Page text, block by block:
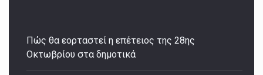
Πώς θα εορταστεί η επέτειος της 28ης
Οκτωβρίου στα δημοτικά